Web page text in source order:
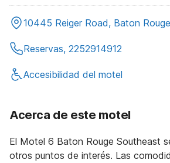
10445 Reiger Road, Baton Rouge
Reservas, 2252914912
Accesibilidad del motel
Acerca de este motel
El Motel 6 Baton Rouge Southeast
otros puntos de interés. Las